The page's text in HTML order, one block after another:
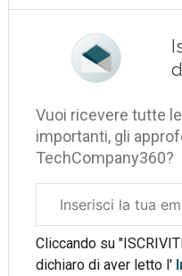
Vuoi ricevere tutte
importanti, gli
TechCompany360?
aziendale
Cliccando su
dichiaro di aver letto l'